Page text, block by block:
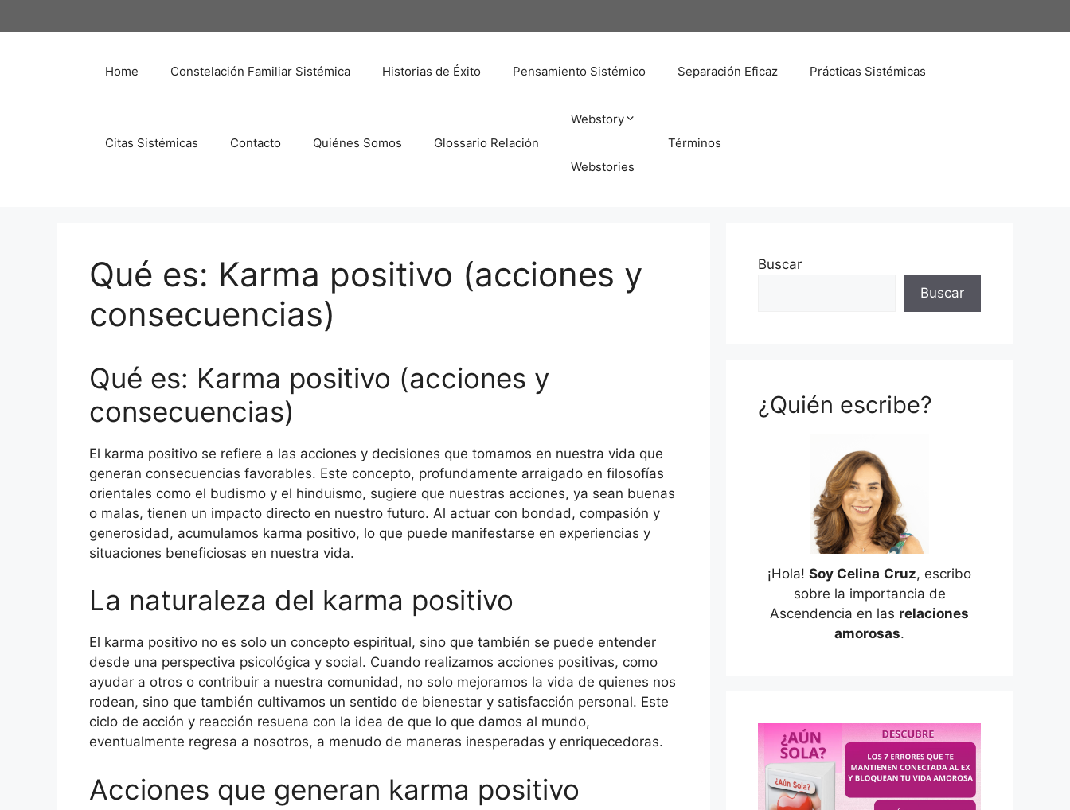
al
Home Constelación Familiar Sistémica Historias de Éxito Pensamiento Sistémico Separación Eficaz Prácticas Sistémicas
Citas Sistémicas Contacto Quiénes Somos Glossario Relación
Webstory
Webstories
Términos
Qué es: Karma positivo (acciones y
consecuencias)
Qué es: Karma positivo (acciones y
consecuencias)
El karma positivo se refiere a las acciones y decisiones que tomamos en nuestra vida que
generan consecuencias favorables. Este concepto, profundamente arraigado en filosofías
orientales como el budismo y el hinduismo, sugiere que nuestras acciones, ya sean buenas
o malas, tienen un impacto directo en nuestro futuro. Al actuar con bondad, compasión y
generosidad, acumulamos karma positivo, lo que puede manifestarse en experiencias y
situaciones beneficiosas en nuestra vida.
La naturaleza del karma positivo
El karma positivo no es solo un concepto espiritual, sino que también se puede entender
desde una perspectiva psicológica y social. Cuando realizamos acciones positivas, como
ayudar a otros o contribuir a nuestra comunidad, no solo mejoramos la vida de quienes nos
rodean, sino que también cultivamos un sentido de bienestar y satisfacción personal. Este
ciclo de acción y reacción resuena con la idea de que lo que damos al mundo,
eventualmente regresa a nosotros, a menudo de maneras inesperadas y enriquecedoras.
Acciones que generan karma positivo
Buscar
Buscar
¿Quién escribe?
¡Hola! Soy Celina Cruz, escribo
sobre la importancia de
Ascendencia en las relaciones
amorosas.